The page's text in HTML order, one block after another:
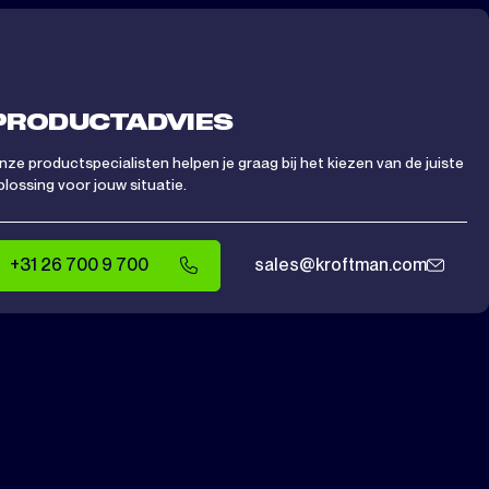
productspecialisten helpen je graag bij het kiezen van de juiste
voor jouw situatie.
+31 26 700 9 700 sales@kroftman.com